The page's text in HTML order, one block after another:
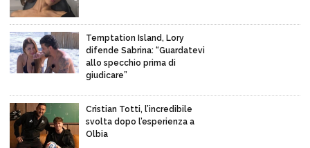
Temptation Island, Lory
difende Sabrina: “Guardatevi
allo specchio prima di
giudicare”
Cristian Totti, l’incredibile
svolta dopo l’esperienza a
Olbia